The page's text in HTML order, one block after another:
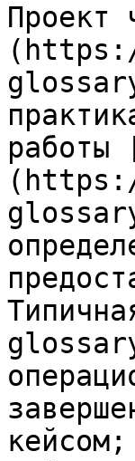
Проект
работы